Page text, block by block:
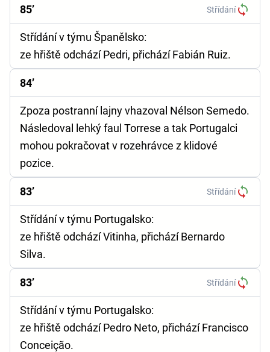
85’ Střídání
Střídání v týmu Španělsko:
ze hřiště odchází Pedri, přichází Fabián Ruiz.
84’
Zpoza postranní lajny vhazoval Nélson Semedo.
Následoval lehký faul Torrese a tak Portugalci
mohou pokračovat v rozehrávce z klidové
pozice.
83’ Střídání
Střídání v týmu Portugalsko:
ze hřiště odchází Vitinha, přichází Bernardo
Silva.
83’ Střídání
Střídání v týmu Portugalsko:
ze hřiště odchází Pedro Neto, přichází Francisco
Conceição.